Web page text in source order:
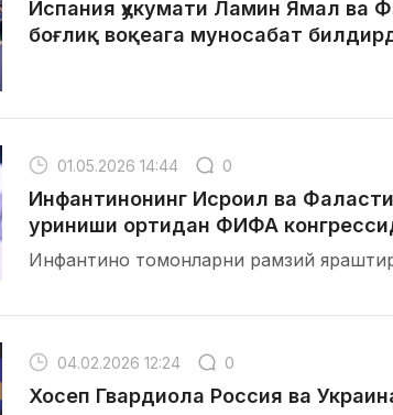
Испания ҳукумати Ламин Ямал ва
боғлиқ воқеага муносабат
01.05.2026 14:44 0
Инфантинонинг Исроил ва
уриниши ортидан ФИФА
Инфантино томонларни рамзий
04.02.2026 12:24 0
Хосеп Гвардиола Россия ва